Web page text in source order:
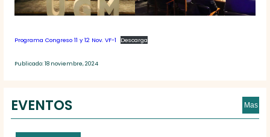
Programa Congreso 11 y 12 Nov. VF-1 Descarga
Publicado: 18 noviembre, 2024
EVENTOS Mas